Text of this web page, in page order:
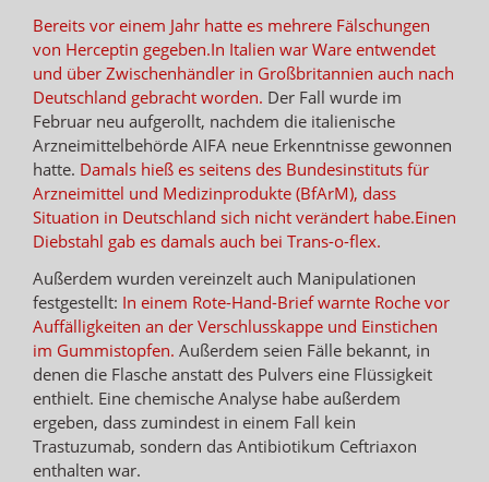
Bereits vor einem Jahr hatte es mehrere Fälschungen
von Herceptin gegeben.In Italien war Ware entwendet
und über Zwischenhändler in Großbritannien auch nach
Deutschland gebracht worden. Der Fall wurde im
Februar neu aufgerollt, nachdem die italienische
Arzneimittelbehörde AIFA neue Erkenntnisse gewonnen
hatte. Damals hieß es seitens des Bundesinstituts für
Arzneimittel und Medizinprodukte (BfArM), dass
Situation in Deutschland sich nicht verändert habe.Einen
Diebstahl gab es damals auch bei Trans-o-flex.
Außerdem wurden vereinzelt auch Manipulationen
festgestellt: In einem Rote-Hand-Brief warnte Roche vor
Auffälligkeiten an der Verschlusskappe und Einstichen
im Gummistopfen. Außerdem seien Fälle bekannt, in
denen die Flasche anstatt des Pulvers eine Flüssigkeit
enthielt. Eine chemische Analyse habe außerdem
ergeben, dass zumindest in einem Fall kein
Trastuzumab, sondern das Antibiotikum Ceftriaxon
enthalten war.